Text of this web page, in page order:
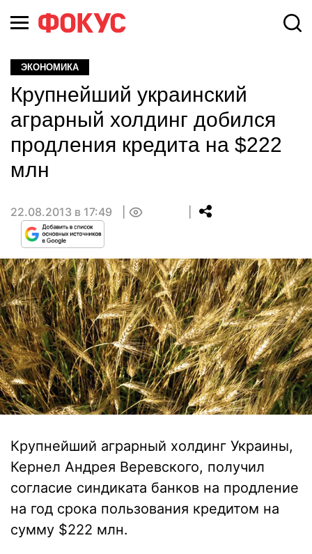
ЭКОНОМИКА
Крупнейший украинский
аграрный холдинг добился
продления кредита на $222
млн
22.08.2013 в 17:49
Крупнейший аграрный холдинг Украины,
Кернел Андрея Веревского, получил
согласие синдиката банков на продление
на год срока пользования кредитом на
сумму $222 млн.